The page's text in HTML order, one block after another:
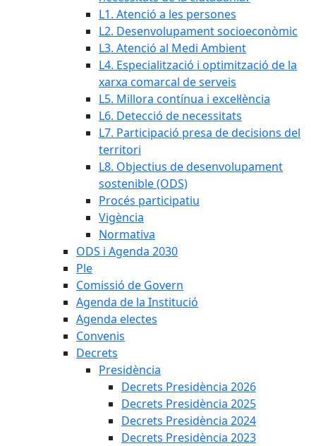
L1. Atenció a les persones
L2. Desenvolupament socioeconòmic
L3. Atenció al Medi Ambient
L4. Especialització i optimització de la
xarxa comarcal de serveis
L5. Millora contínua i excel·lència
L6. Detecció de necessitats
L7. Participació presa de decisions del
territori
L8. Objectius de desenvolupament
sostenible (ODS)
Procés participatiu
Vigència
Normativa
ODS i Agenda 2030
Ple
Comissió de Govern
Agenda de la Institució
Agenda electes
Convenis
Decrets
Presidència
Decrets Presidència 2026
Decrets Presidència 2025
Decrets Presidència 2024
Decrets Presidència 2023